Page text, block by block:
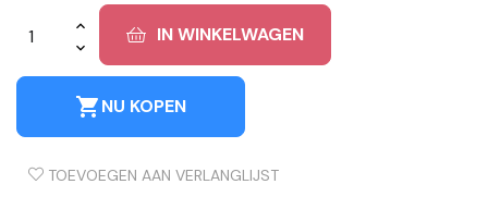
IN WINKELWAGEN
shopping_cartNU KOPEN
TOEVOEGEN AAN VERLANGLIJST